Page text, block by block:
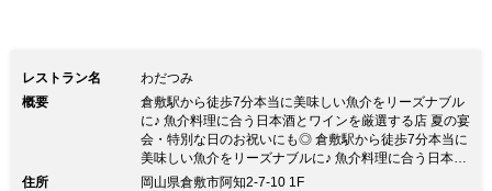
レストラン名
わだつみ
概要
倉敷駅から徒歩7分本当に美味しい魚介をリーズナブル
に♪ 魚介料理に合う日本酒とワインを厳選する店 夏の宴
会・特別な日のお祝いにも◎ 倉敷駅から徒歩7分本当に
美味しい魚介をリーズナブルに♪ 魚介料理に合う日本酒
とワインを厳選する店 夏の宴会・特別な日のお祝いに
住所
岡山県倉敷市阿知2-7-10 1F